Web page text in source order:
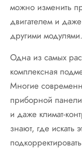
можно изменить
двигателем и
другими модулями.
Одна из самых
комплексная
Многие
приборной
и даже климат-
знают, где искать